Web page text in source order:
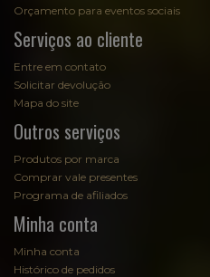
Orçamento para eventos sociais
Serviços ao cliente
Entre em contato
Solicitar devolução
Mapa do site
Outros serviços
Produtos por marca
Comprar vale presentes
Programa de afiliados
Minha conta
Minha conta
Histórico de pedidos